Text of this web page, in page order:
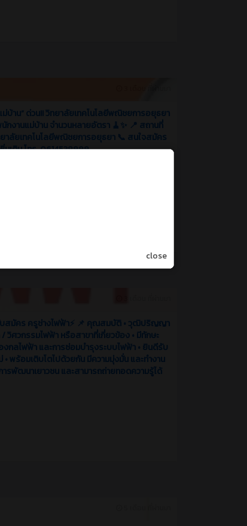
บ้าน” ด่วน!! วิทยาลัยเทคโนโลยีพณิชยการอยุธยา
กงานแม่บ้าน จำนวนหลายอัตรา 🧹✨ 📍 สถานที่
าลัยเทคโนโลยีพณิชยการอยุธยา 📞 สนใจสมัคร
เติม โทร. 0614538999
บสมัคร ครูช่างไฟฟ้า⚡️ 📌 คุณสมบัติ • วุฒิปริญญา
วิศวกรรมไฟฟ้า หรือสาขาที่เกี่ยวข้อง • มีทักษะ
งกลไฟฟ้า และการซ่อมบำรุงระบบไฟฟ้า • ยินดีรับ
• พร้อมเติบโตไปด้วยกัน มีความมุ่งมั่น และทำงาน
ารพัฒนาเยาวชน และสามารถถ่ายทอดความรู้ได้
close